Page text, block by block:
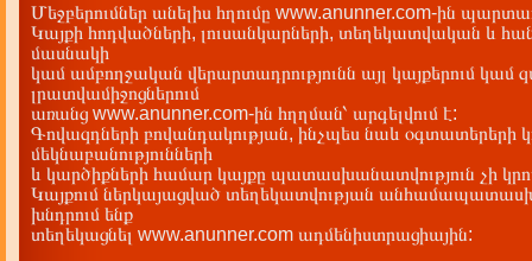
Մեջբերումներ անելիս հղումը www.anunner.com-ին
Կայքի հոդվածների, լուսանկարների, տեղեկատվական և
մասնակի
կամ ամբողջական վերարտադրությունն այլ կայքերում կամ
լրատվամիջոցներում
առանց www.anunner.com-ին հղղման՝ արգելվում է:
Գովազդների բովանդակության, ինչպես նաև օգտատերերի
մեկնաբանությունների
և կարծիքների համար կայքը պատասխանատվություն չի
Կայքում ներկայացված տեղեկատվության
խնդրում ենք
տեղեկացնել www.anunner.com ադմենիստրացիային: